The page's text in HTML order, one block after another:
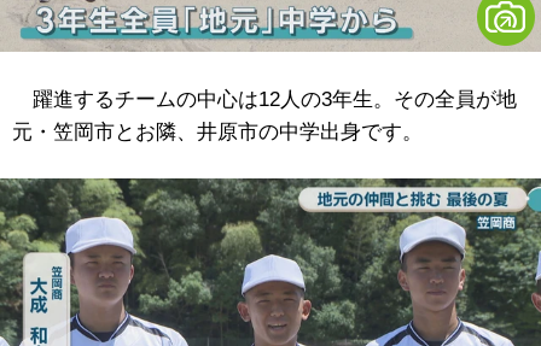
躍進するチームの中心は12人の3年生。その全員が地
元・笠岡市とお隣、井原市の中学出身です。